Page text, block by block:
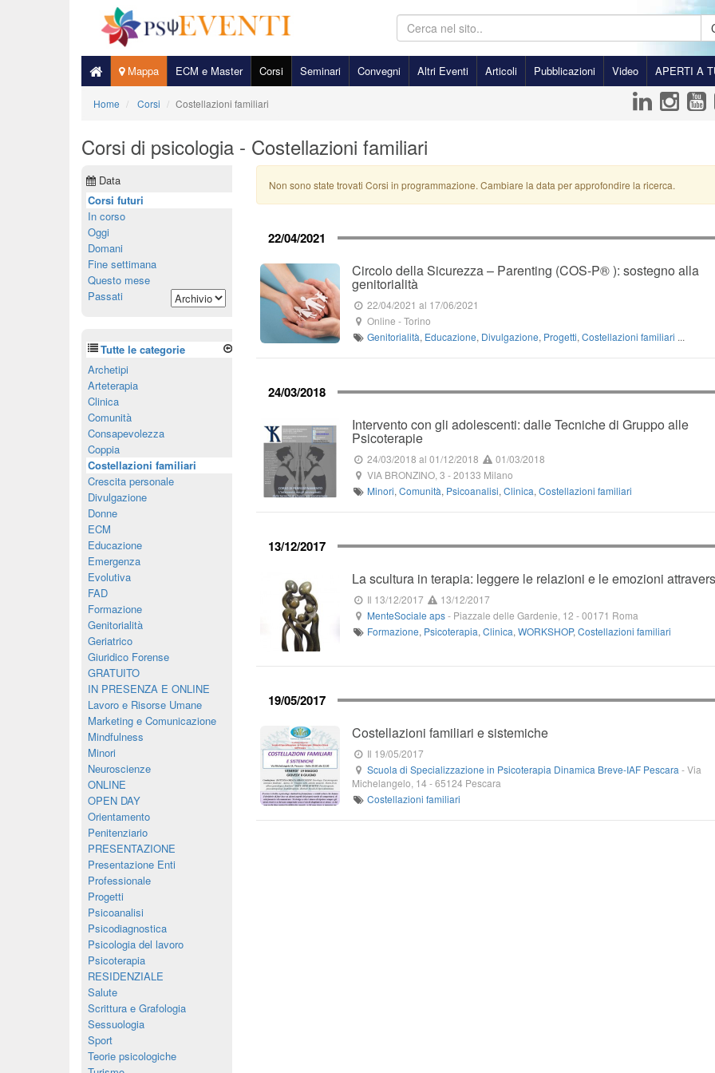
Mappa ECM e Master Corsi Seminari Convegni Altri Eventi Articoli Pubblicazioni Video APERTI A
Home Corsi Costellazioni familiari
Corsi di psicologia - Costellazioni familiari
Non sono state trovati Corsi in programmazione. Cambiare la data per approfondire la ricerca.
22/04/2021
Circolo della Sicurezza – Parenting (COS-P® ): sostegno alla
genitorialità
22/04/2021 al 17/06/2021
Online -Torino
Genitorialità, Educazione, Divulgazione, Progetti, Costellazioni familiari ...
24/03/2018
Intervento con gli adolescenti: dalle Tecniche di Gruppo alle
Psicoterapie
24/03/2018 al 01/12/2018
01/03/2018
VIA BRONZINO, 3 -20133 Milano
Minori, Comunità, Psicoanalisi, Clinica, Costellazioni familiari
13/12/2017
La scultura in terapia: leggere le relazioni e le emozioni
Il 13/12/2017
13/12/2017
MenteSociale aps- Piazzale delle Gardenie, 12 -00171 Roma
Formazione, Psicoterapia, Clinica, WORKSHOP, Costellazioni familiari
19/05/2017
Costellazioni familiari e sistemiche
Il 19/05/2017
Scuola di Specializzazione in Psicoterapia Dinamica Breve-IAF Pescara -Via
Michelangelo, 14 -65124 Pescara
Costellazioni familiari
Data
Corsi futuri
In corso
Oggi
Domani
Fine settimana
Questo mese
Passati
Tutte le categorie
Archetipi
Arteterapia
Clinica
Comunità
Consapevolezza
Coppia
Costellazioni familiari
Crescita personale
Divulgazione
Donne
ECM
Educazione
Emergenza
Evolutiva
FAD
Formazione
Genitorialità
Geriatrico
Giuridico Forense
GRATUITO
IN PRESENZA E ONLINE
Lavoro e Risorse Umane
Marketing e Comunicazione
Mindfulness
Minori
Neuroscienze
ONLINE
OPEN DAY
Orientamento
Penitenziario
PRESENTAZIONE
Presentazione Enti
Professionale
Progetti
Psicoanalisi
Psicodiagnostica
Psicologia del lavoro
Psicoterapia
RESIDENZIALE
Salute
Scrittura e Grafologia
Sessuologia
Sport
Teorie psicologiche